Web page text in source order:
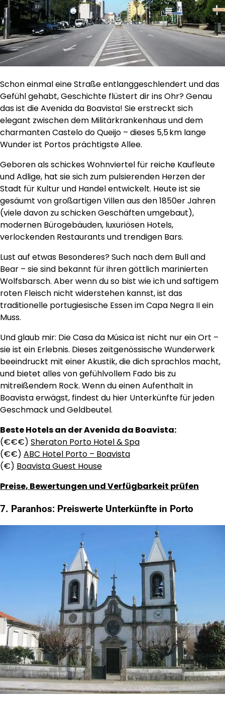
Schon einmal eine Straße entlanggeschlendert und das
Gefühl gehabt, Geschichte flüstert dir ins Ohr? Genau
das ist die Avenida da Boavista! Sie erstreckt sich
elegant zwischen dem Militärkrankenhaus und dem
charmanten Castelo do Queijo – dieses 5,5 km lange
Wunder ist Portos prächtigste Allee.
Geboren als schickes Wohnviertel für reiche Kaufleute
und Adlige, hat sie sich zum pulsierenden Herzen der
Stadt für Kultur und Handel entwickelt. Heute ist sie
gesäumt von großartigen Villen aus den 1850er Jahren
(viele davon zu schicken Geschäften umgebaut),
modernen Bürogebäuden, luxuriösen Hotels,
verlockenden Restaurants und trendigen Bars.
Lust auf etwas Besonderes? Such nach dem Bull and
Bear – sie sind bekannt für ihren göttlich marinierten
Wolfsbarsch. Aber wenn du so bist wie ich und saftigem
roten Fleisch nicht widerstehen kannst, ist das
traditionelle portugiesische Essen im Capa Negra II ein
Muss.
Und glaub mir: Die Casa da Música ist nicht nur ein Ort –
sie ist ein Erlebnis. Dieses zeitgenössische Wunderwerk
beeindruckt mit einer Akustik, die dich sprachlos macht,
und bietet alles von gefühlvollem Fado bis zu
mitreißendem Rock. Wenn du einen Aufenthalt in
Boavista erwägst, findest du hier Unterkünfte für jeden
Geschmack und Geldbeutel.
Beste Hotels an der Avenida da Boavista:
(€€€) Sheraton Porto Hotel & Spa
(€€) ABC Hotel Porto – Boavista
(€) Boavista Guest House
Preise, Bewertungen und Verfügbarkeit prüfen
7. Paranhos: Preiswerte Unterkünfte in Porto